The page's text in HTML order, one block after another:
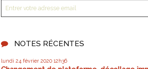
NOTES RÉCENTES
lundi 24 février 2020 12h36